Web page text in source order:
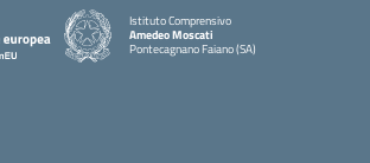
Istituto Comprensivo
Amedeo Moscati
Pontecagnano Faiano (SA)
— Visita la pagina iniziale della scuola